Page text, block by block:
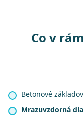
Co v
Betonové
Mrazuvzdorná